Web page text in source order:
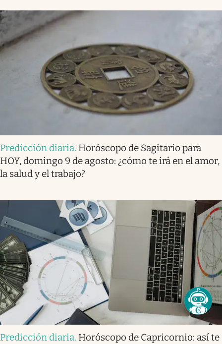
Predicción diaria. Horóscopo de Sagitario para
HOY, domingo 9 de agosto: ¿cómo te irá en el amor,
la salud y el trabajo?
Predicción diaria. Horóscopo de Capricornio: así te